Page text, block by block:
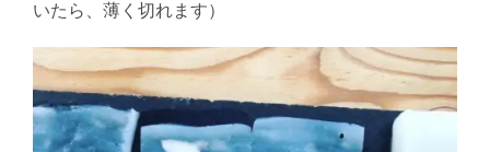
いたら、薄く切れます）